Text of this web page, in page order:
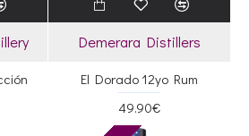
Demerara Distillers
El Dorado 12yo Rum
49.90€